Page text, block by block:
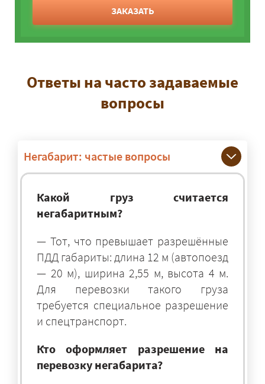
ЗАКАЗАТЬ
Ответы на часто задаваемые
вопросы
Негабарит: частые вопросы
Какой груз считается
негабаритным?
— Тот, что превышает разрешённые
ПДД габариты: длина 12 м (автопоезд
— 20 м), ширина 2,55 м, высота 4 м.
Для перевозки такого груза
требуется специальное разрешение
и спецтранспорт.
Кто оформляет разрешение на
перевозку негабарита?